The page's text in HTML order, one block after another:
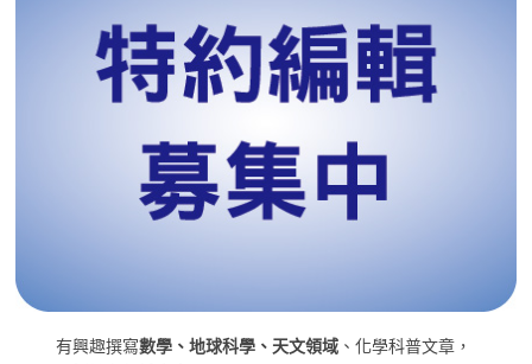
有興趣撰寫數學、地球科學、天文領域 、化學科普文章，